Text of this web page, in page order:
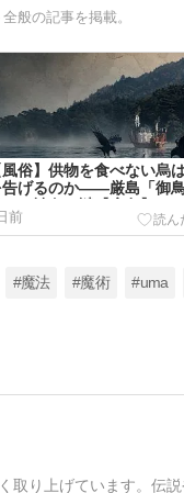
般の記事を掲載。
風俗】供物を食べない烏
告げるのか――厳島「御
」と神烏の謎【広島】
前
#魔法 #魔術 #uma
取り上げています。伝